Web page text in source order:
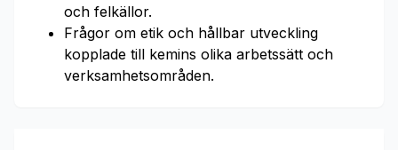
och felkällor.
Frågor om etik och hållbar utveckling
kopplade till kemins olika arbetssätt och
verksamhetsområden.